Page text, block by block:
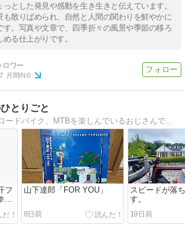
とした発見や感動を生き生きと伝えています。
散りばめられ、自然と人間の関わりを鮮やかに
。写真や文章で、四季折々の風景や季節の移ろ
る仕上がりです。
月間IN:0
とりごと
東広島市付近でロードバイク、MTBを楽しんでいるおじさんです。
フ
加
山下達郎「FOR YOU」
8日前
スピードが落
す。
19日前